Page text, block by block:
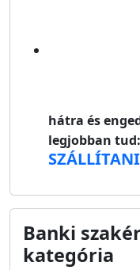
hátra és
legjobban tud:
Banki
kategória